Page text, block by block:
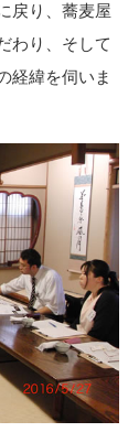
戻り、蕎麦屋
わり、そして
経緯を伺いま